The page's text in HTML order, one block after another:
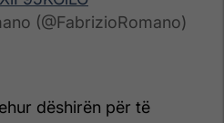
(@FabrizioRomano)
dëshirën për të